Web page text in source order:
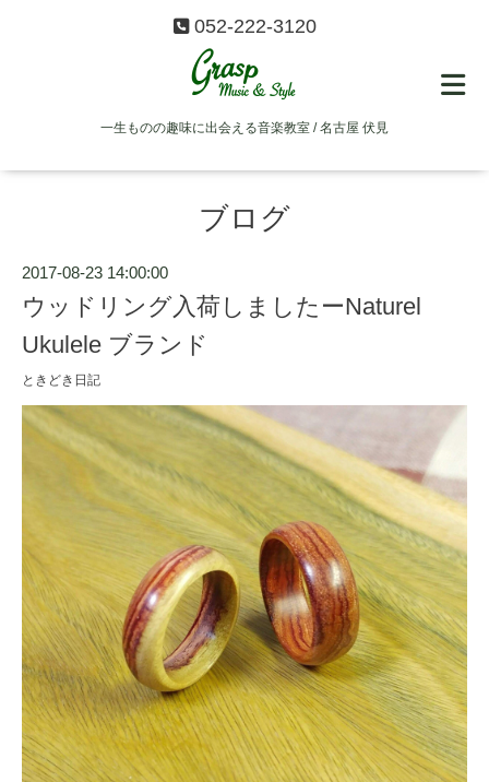
052-222-3120
一生ものの趣味に出会える音楽教室 / 名古屋 伏見
ブログ
2017-08-23 14:00:00
ウッドリング入荷しましたーNaturel
Ukulele ブランド
ときどき日記